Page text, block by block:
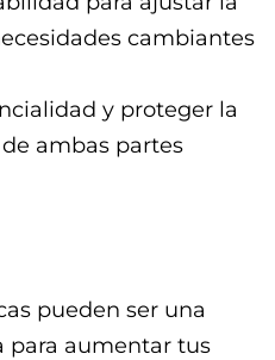
cambiantes
y proteger la
ambas partes
pueden ser una
para aumentar tus